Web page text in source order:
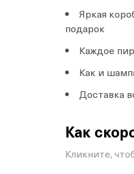
Яркая
подарок
Каждое
Как и
Доставка
Как
Кликните,